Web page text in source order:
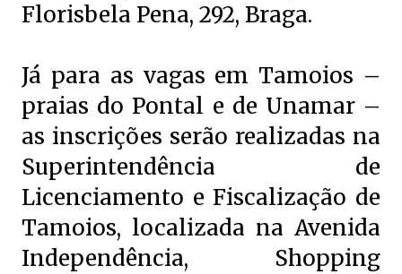
Florisbela Pena, 292, Braga.
Já para as vagas em Tamoios –
praias do Pontal e de Unamar –
as inscrições serão realizadas na
Superintendência de
Licenciamento e Fiscalização de
Tamoios, localizada na Avenida
Independência, Shopping